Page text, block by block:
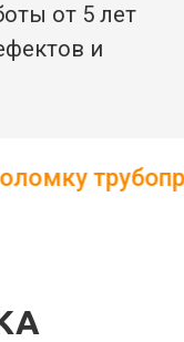
от 5 лет
и